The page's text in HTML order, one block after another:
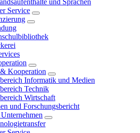
und Sprachen
Service
Kooperation
Informatik und Medien
Technik
Wirtschaft
und Forschungsbericht